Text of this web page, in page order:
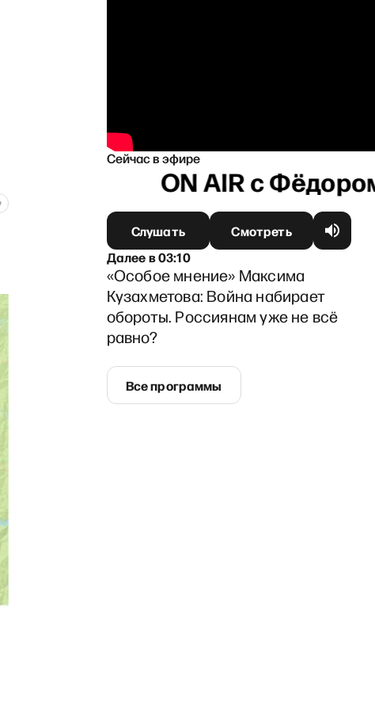
Сейчас в эфире
Слушать
Смотреть
Далеев03:10
«Особое мнение» Максима
Кузахметова: Война набирает
обороты. Россиянам уже не всё
равно?
Все программы